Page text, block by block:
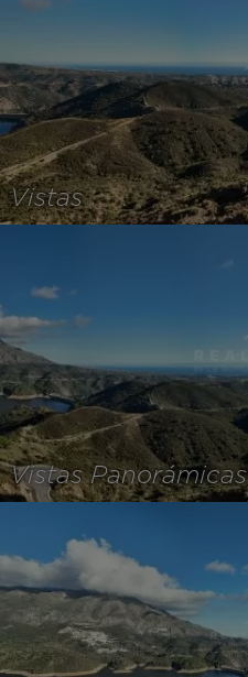
Vistas
Vistas Panorámicas